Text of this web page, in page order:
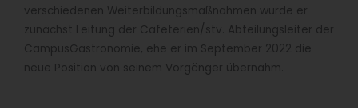
verschiedenen Weiterbildungsmaßnahmen wurde er
zunächst Leitung der Cafeterien/stv. Abteilungsleiter der
CampusGastronomie, ehe er im September 2022 die
neue Position von seinem Vorgänger übernahm.